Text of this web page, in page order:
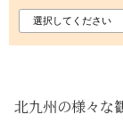
北九州の様々な